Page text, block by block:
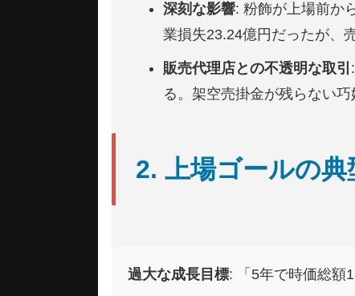
深刻な影響: 粉飾が上場前か
業損失23.24億円だったが、
販売代理店との不透明な取引
る。架空売掛金が残らない巧
2. 上場ゴールの典
過大な成長目標: 「5年で時価総額